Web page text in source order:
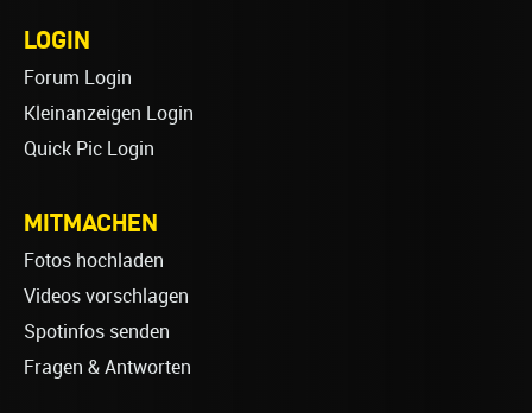
LOGIN
Forum Login
Kleinanzeigen Login
Quick Pic Login
MITMACHEN
Fotos hochladen
Videos vorschlagen
Spotinfos senden
Fragen & Antworten